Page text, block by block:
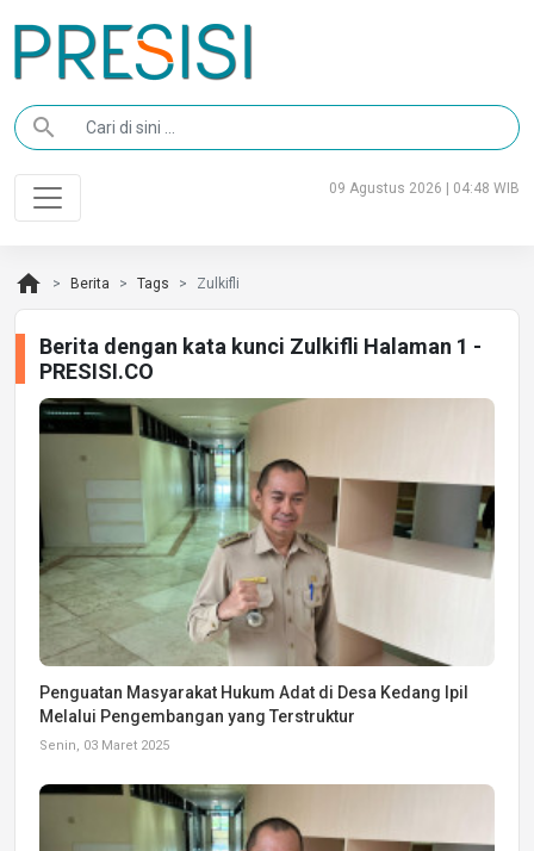
search
09 Agustus 2026 | 04:48 WIB
home Berita Tags Zulkifli
Berita dengan kata kunci Zulkifli Halaman 1 -
PRESISI.CO
Penguatan Masyarakat Hukum Adat di Desa Kedang Ipil
Melalui Pengembangan yang Terstruktur
Senin, 03 Maret 2025